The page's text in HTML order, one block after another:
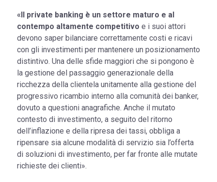
«Il private banking è un settore maturo e al
contempo altamente competitivo e i suoi attori
devono saper bilanciare correttamente costi e ricavi
con gli investimenti per mantenere un posizionamento
distintivo. Una delle sfide maggiori che si pongono è
la gestione del passaggio generazionale della
ricchezza della clientela unitamente alla gestione del
progressivo ricambio interno alla comunità dei banker,
dovuto a questioni anagrafiche. Anche il mutato
contesto di investimento, a seguito del ritorno
dell’inflazione e della ripresa dei tassi, obbliga a
ripensare sia alcune modalità di servizio sia l’offerta
di soluzioni di investimento, per far fronte alle mutate
richieste dei clienti».